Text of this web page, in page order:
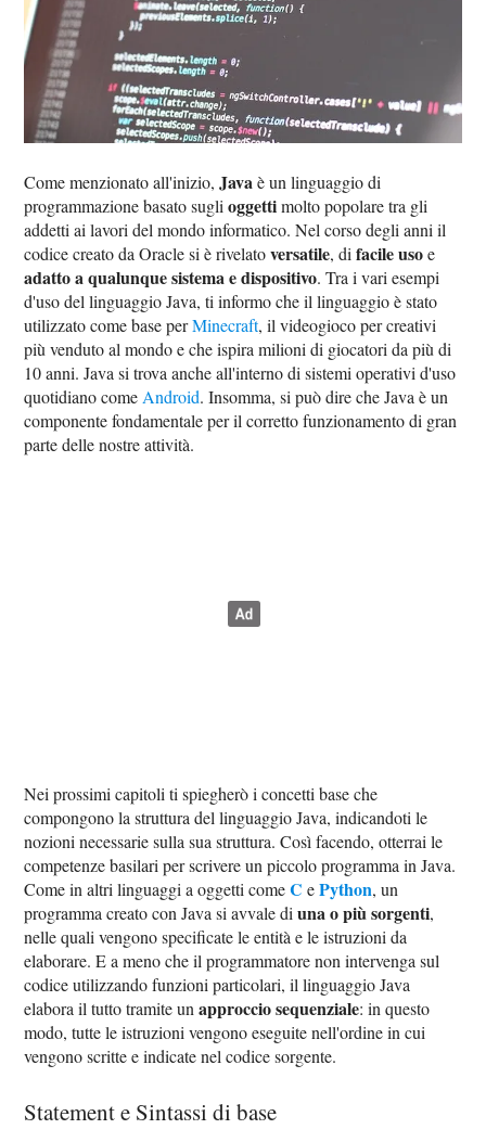
Come menzionato all'inizio,Javaè un linguaggio di
programmazione basato suglioggettimolto popolare tra gli
addetti ai lavori del mondo informatico. Nel corso degli anni il
codice creato da Oracle si è rivelatoversatile, difacile usoe
adatto a qualunque sistema e dispositivo. Tra i vari esempi
d'uso del linguaggio Java, ti informo che il linguaggio è stato
utilizzato come base perMinecraft, il videogioco per creativi
più venduto al mondo e che ispira milioni di giocatori da più di
10 anni. Java si trova anche all'interno di sistemi operativi d'uso
quotidiano come Android. Insomma, si può dire che Java è un
componente fondamentale per il corretto funzionamento di gran
parte delle nostre attività.
Nei prossimi capitoli ti spiegherò i concetti base che
compongono la struttura del linguaggio Java, indicandoti le
nozioni necessarie sulla sua struttura. Così facendo, otterrai le
competenze basilari per scrivere un piccolo programma in Java.
Come in altri linguaggi a oggetti comeC ePython, un
programma creato con Java si avvale diuna o più sorgenti,
nelle quali vengono specificate le entità e le istruzioni da
elaborare. E a meno che il programmatore non intervenga sul
codice utilizzando funzioni particolari, il linguaggio Java
elabora il tutto tramite unapproccio sequenziale: in questo
modo, tutte le istruzioni vengono eseguite nell'ordine in cui
vengono scritte e indicate nel codice sorgente.
Statement e Sintassi di base